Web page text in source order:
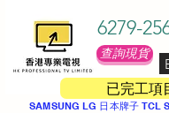
已完工項
6279-
查詢現貨
SAMSUNG LG 日本牌子 TCL